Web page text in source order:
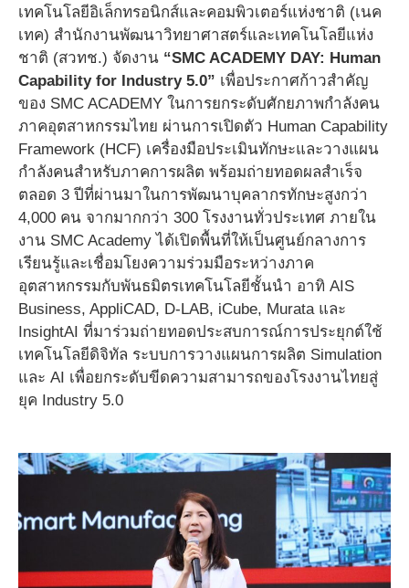
เทคโนโลยีอิเล็กทรอนิกส์และคอมพิวเตอร์แห่งชาติ (เนค
เทค) สำนักงานพัฒนาวิทยาศาสตร์และเทคโนโลยีแห่ง
ชาติ (สวทช.) จัดงาน “SMC ACADEMY DAY: Human
Capability for Industry 5.0” เพื่อประกาศก้าวสำคัญ
ของ SMC ACADEMY ในการยกระดับศักยภาพกำลังคน
ภาคอุตสาหกรรมไทย ผ่านการเปิดตัว Human Capability
Framework (HCF) เครื่องมือประเมินทักษะและวางแผน
กำลังคนสำหรับภาคการผลิต พร้อมถ่ายทอดผลสำเร็จ
ตลอด 3 ปีที่ผ่านมาในการพัฒนาบุคลากรทักษะสูงกว่า
4,000 คน จากมากกว่า 300 โรงงานทั่วประเทศ ภายใน
งาน SMC Academy ได้เปิดพื้นที่ให้เป็นศูนย์กลางการ
เรียนรู้และเชื่อมโยงความร่วมมือระหว่างภาค
อุตสาหกรรมกับพันธมิตรเทคโนโลยีชั้นนำ อาทิ AIS
Business, AppliCAD, D-LAB, iCube, Murata และ
InsightAI ที่มาร่วมถ่ายทอดประสบการณ์การประยุกต์ใช้
เทคโนโลยีดิจิทัล ระบบการวางแผนการผลิต Simulation
และ AI เพื่อยกระดับขีดความสามารถของโรงงานไทยสู่
ยุค Industry 5.0